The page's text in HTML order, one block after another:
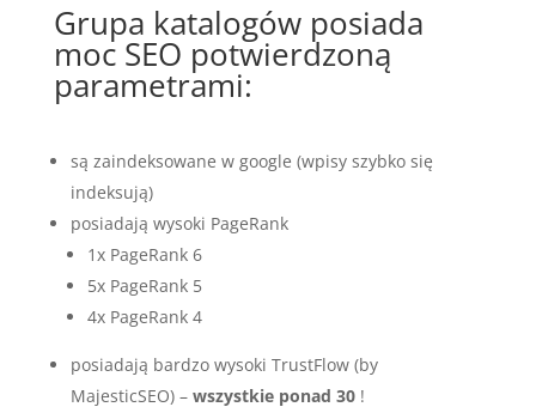
Grupa katalogów posiada
moc SEO potwierdzoną
parametrami:
są zaindeksowane w google (wpisy szybko się
indeksują)
posiadają wysoki PageRank
1x PageRank 6
5x PageRank 5
4x PageRank 4
posiadają bardzo wysoki TrustFlow (by
MajesticSEO) – wszystkie ponad 30 !